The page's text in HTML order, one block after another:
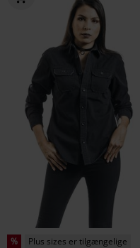
% Plus sizes er tilgængelige